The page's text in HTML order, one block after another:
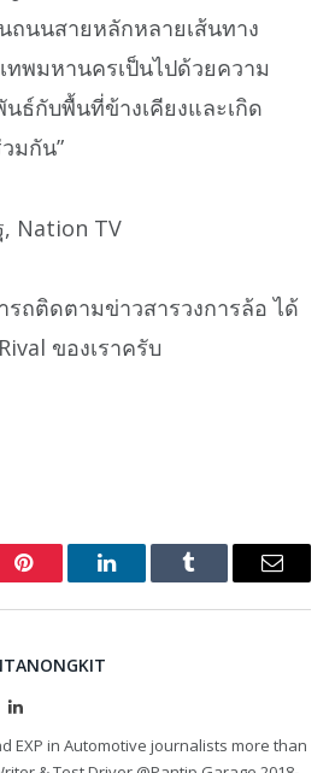
ถนนสายหลักหลายเส้นทาง
ทพมหานครเป็นไปด้วยความ
ธ์กับพื้นที่ข้างเคียงและเกิด
มกัน”
Nation TV
รถติดตามข่าวสารวงการล้อ ได้
ของเราครับ
Pinterest LinkedInTumblr Email
LinkedIn
EXP in Automotive journalists more than